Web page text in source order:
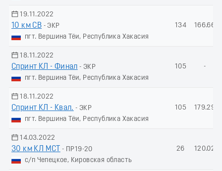
19.11.2022
10 км СВ - ЭКР
пгт. Вершина Тёи, Республика Хакасия
134 166.66
18.11.2022
Спринт КЛ - Финал - ЭКР
пгт. Вершина Тёи, Республика Хакасия
105 -
18.11.2022
Спринт КЛ - Квал. - ЭКР
пгт. Вершина Тёи, Республика Хакасия
105 179.29
14.03.2022
30 км КЛ МСТ
- ПР19-20
с/п Чепецкое, Кировская область
26 120.02